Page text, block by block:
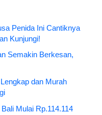
Penida Ini Cantiknya
Kunjungi!
Semakin Berkesan,
dan Murah
Mulai Rp.114.114